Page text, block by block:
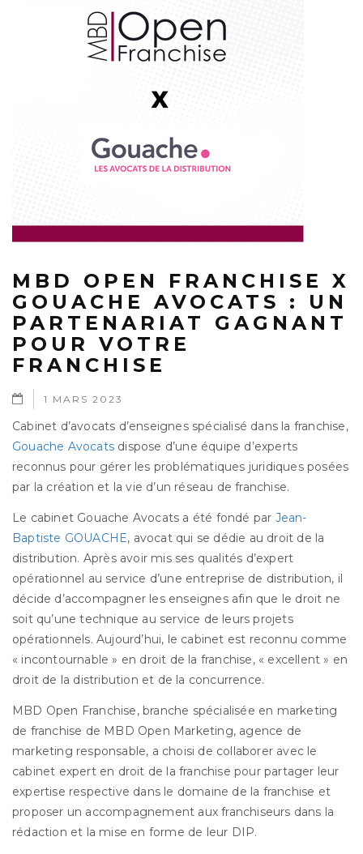
MBD OPEN FRANCHISE X
GOUACHE AVOCATS : UN
PARTENARIAT GAGNANT
POUR VOTRE
FRANCHISE
1 MARS 2023
Cabinet d’avocats d’enseignes spécialisé dans la franchise,
Gouache Avocats dispose d’une équipe d’experts
reconnus pour gérer les problématiques juridiques posées
par la création et la vie d’un réseau de franchise.
Le cabinet Gouache Avocats a été fondé par Jean-
Baptiste GOUACHE, avocat qui se dédie au droit de la
distribution. Après avoir mis ses qualités d’expert
opérationnel au service d’une entreprise de distribution, il
décide d’accompagner les enseignes afin que le droit ne
soit qu’une technique au service de leurs projets
opérationnels. Aujourd’hui, le cabinet est reconnu comme
« incontournable » en droit de la franchise, « excellent » en
droit de la distribution et de la concurrence.
MBD Open Franchise, branche spécialisée en marketing
de franchise de MBD Open Marketing, agence de
marketing responsable, a choisi de collaborer avec le
cabinet expert en droit de la franchise pour partager leur
expertise respective dans le domaine de la franchise et
proposer un accompagnement aux franchiseurs dans la
rédaction et la mise en forme de leur DIP.